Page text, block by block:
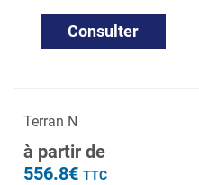
Consulter
Terran N
à partir de
556.8€ TTC